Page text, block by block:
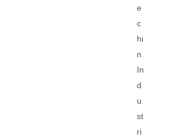
e
c
hi
n
In
d
u
st
ri